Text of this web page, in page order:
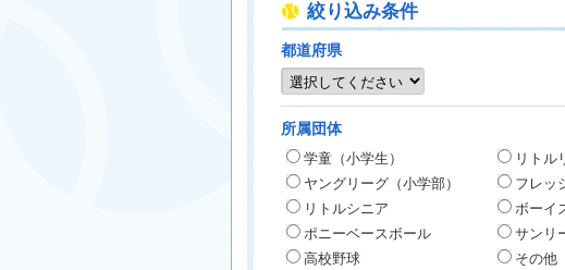
絞り込み条件
都道府県
所属団体
学童（小学生） リトル
ヤングリーグ（小学部）
フレッ
リトルシニア
ボーイ
ポニーベースボール
サンリ
高校野球
その他